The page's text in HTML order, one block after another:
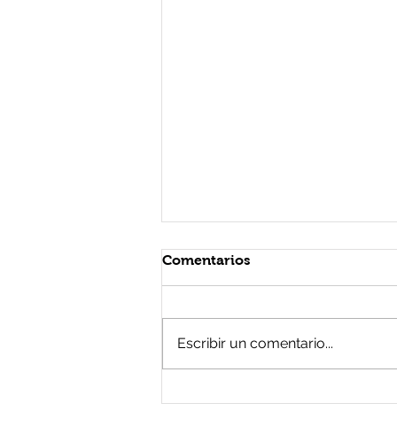
Comentarios
Escribir un comentario...